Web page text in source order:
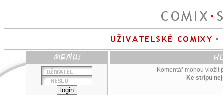
Komentář mohou vložit
Ke stripu